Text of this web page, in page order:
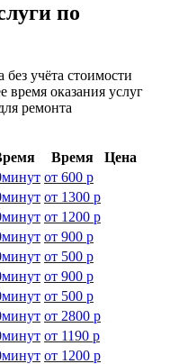
по
учёта стоимости
время оказания услуг
ремонта
Время
Цена
минут от 600 р
минут от 1300 р
минут от 1200 р
минут от 900 р
минут от 500 р
минут от 900 р
минут от 500 р
минут от 2800 р
минут от 1190 р
минут от 1200 р